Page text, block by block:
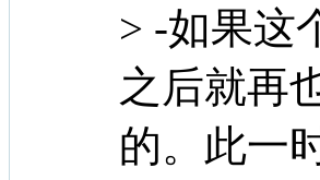
> -如果这
之后就再
的。此一